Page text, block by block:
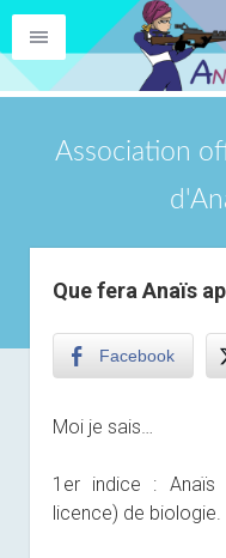
Association
Que fera Anaïs
Facebook
Moi je sais…
1er indice :
licence) de biologie.